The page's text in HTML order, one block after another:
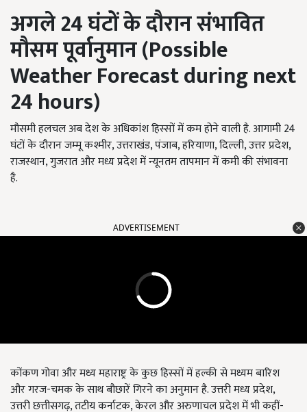
अगले 24घंटों के दौरान संभावित
मौसम पूर्वानुमान (Possible
Weather Forecast during next
24 hours)
मौसमी हलचल अब देश के अधिकांश हिस्सों में कम होने वाली है. आगामी 24
घंटों के दौरान जम्मू कश्मीर, उत्तराखंड, पंजाब, हरियाणा, दिल्ली, उत्तर प्रदेश,
राजस्थान, गुजरात और मध्य प्रदेश में न्यूनतम तापमान में कमी की संभावना
है.
ADVERTISEMENT
कोंकण गोवा और मध्य महाराष्ट्र के कुछ हिस्सों में हल्की से मध्यम बारिश
और गरज-चमक के साथ बौछारें गिरने का अनुमान है. उत्तरी मध्य प्रदेश,
उत्तरी छत्तीसगढ़, तटीय कर्नाटक, केरल और अरुणाचल प्रदेश में भी कहीं-